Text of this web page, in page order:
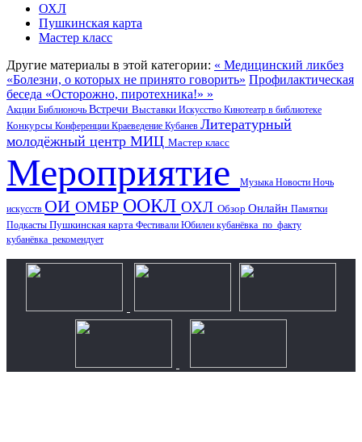
ОХЛ
Пушкинская карта
Мастер класс
Другие материалы в этой категории: « Медицинский ликбез
«Болезни, о которых не принято говорить» Профилактическая
беседа «Осторожно, пиротехника!» »
Акции Библионочь Встречи Выставки Искусство Кинотеатр в библиотеке
Конкурсы Конференции Краеведение Кубанев Литературный
молодёжный центр МИЦ Мастер класс
Мероприятие Музыка Новости Ночь
искусств ОИ ОМБР ООКЛ ОХЛ Обзор Онлайн Памятки
Подкасты Пушкинская карта Фестивали Юбилеи кубанёвка_по_факту
кубанёвка_рекомендует